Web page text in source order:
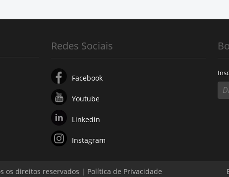
Redes Sociais
Facebook
Youtube
Linkedin
Instagram
os direitos reservados | Política de Privacidade